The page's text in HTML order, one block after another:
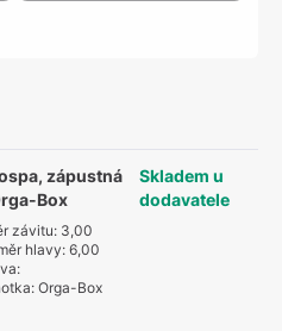
zápustná
Box
závitu: 3,00
hlavy: 6,00
:
: Orga-Box
Skladem u
dodavatele